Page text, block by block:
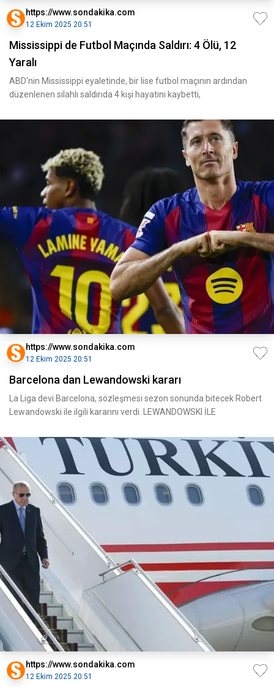
https://www.sondakika.com
12 Ekim 2025 20:51
Mississippi de Futbol Maçında Saldırı: 4 Ölü, 12
Yaralı
ABD'nin Mississippi eyaletinde, bir lise futbol maçının ardından
düzenlenen silahlı saldırıda 4 kişi hayatını kaybetti,
https://www.sondakika.com
12 Ekim 2025 20:51
Barcelona dan Lewandowski kararı
La Liga devi Barcelona, sözleşmesi sezon sonunda bitecek Robert
Lewandowski ile ilgili kararını verdi. LEWANDOWSKI İLE
https://www.sondakika.com
12 Ekim 2025 20:51